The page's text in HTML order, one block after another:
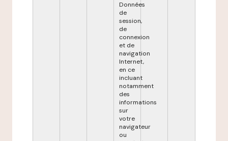
Données
de
session,
de
connexion
et de
navigation
Internet,
en ce
incluant
notamment
des
informations
sur
votre
navigateur
ou